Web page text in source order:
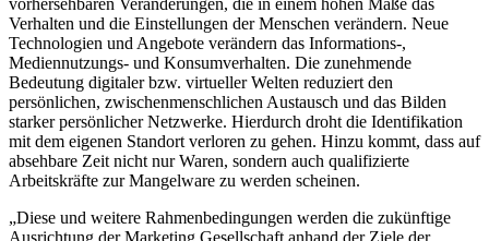
vorhersehbaren Veränderungen, die in einem hohen Maße das
Verhalten und die Einstellungen der Menschen verändern. Neue
Technologien und Angebote verändern das Informations-,
Mediennutzungs- und Konsumverhalten. Die zunehmende
Bedeutung digitaler bzw. virtueller Welten reduziert den
persönlichen, zwischenmenschlichen Austausch und das Bilden
starker persönlicher Netzwerke. Hierdurch droht die Identifikation
mit dem eigenen Standort verloren zu gehen. Hinzu kommt, dass auf
absehbare Zeit nicht nur Waren, sondern auch qualifizierte
Arbeitskräfte zur Mangelware zu werden scheinen.
„Diese und weitere Rahmenbedingungen werden die zukünftige
Ausrichtung der Marketing Gesellschaft anhand der Ziele der